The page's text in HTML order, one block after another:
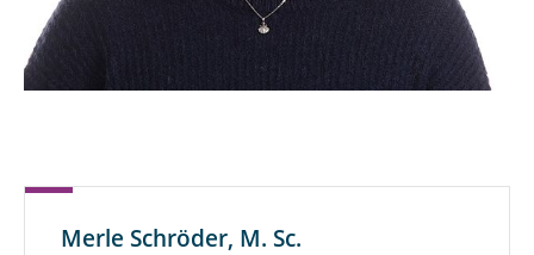
Tanja Boll
Jannik Born, M. Sc.
Henry Brauns, M. Sc.
Michael Bredekamp, M. Sc.
Merle Schröder, M. Sc.